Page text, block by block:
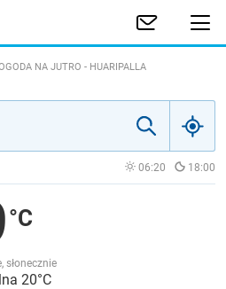
NA JUTRO - HUARIPALLA
06:20 18:00
słonecznie
20°C